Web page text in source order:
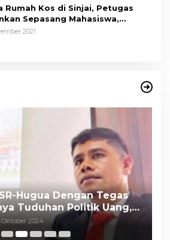
Rumah Kos di Sinjai, Petugas
Sepasang Mahasiswa,
Berpacaran
2021
Hugua Dengan Tegas
Tuduhan Politik Uang,
Dilaksanakan Oleh
Oktober 2024